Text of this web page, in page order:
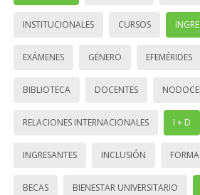
INSTITUCIONALES CURSOS
EXÁMENES GÉNERO EFEMÉRIDES
BIBLIOTECA DOCENTES
RELACIONES INTERNACIONALES I + D
INGRESANTES INCLUSIÓN
BECAS BIENESTAR UNIVERSITARIO